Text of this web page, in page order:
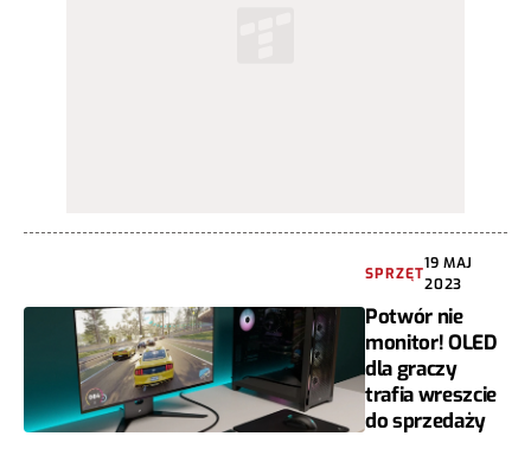
SPRZĘT
19 MAJ
2023
Potwór nie
monitor! OLED
dla graczy
trafia wreszcie
do sprzedaży